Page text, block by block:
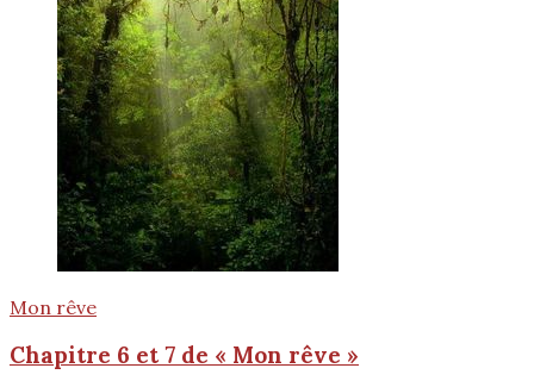
Mon rêve
Chapitre 6 et 7 de « Mon rêve »